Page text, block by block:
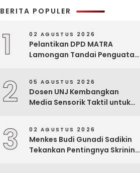
BERITA POPULER
1 02 AGUSTUS 2026
Pelantikan DPD MATRA
Lamongan Tandai Penguatan
2 05 AGUSTUS 2026
Dosen UNJ Kembangkan
Media Sensorik Taktil untuk
3 02 AGUSTUS 2026
Menkes Budi Gunadi Sadikin
Tekankan Pentingnya Skrining